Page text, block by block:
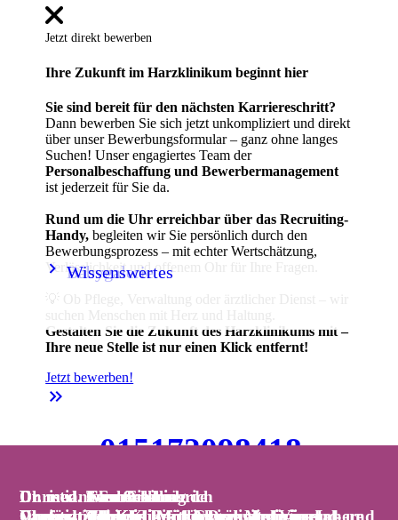
Dr. med. Thomas Bartkiewicz
Christiane Schreck
Chefärztin der Klinik für Dermatologie und
Dr. med. Tom Schilling
Chefarzt der Klinik für Interdisziplinäre Innere
Christian Hirsch
Vanessa Zahn
Dr. med. Clemens Liebrich
Chefarzt der Klinik für Gynäkologie und
Dr. med. Tobias J. Müller
Dr. med. Sven Fischer
Chefarzt der Klinik für Innere Medizin,
Dr. med. Iven Orlamünde
Chefarzt der Klinik für Allgemein-, Viszeral- und
keyboard_arrow_right Babygalerie
keyboard_arrow_right Wissenswertes
Jetzt direkt bewerben
Ihre Zukunft im Harzklinikum beginnt hier
Sie sind bereit für den nächsten Karriereschritt?
Dann bewerben Sie sich jetzt unkompliziert und direkt
über unser Bewerbungsformular – ganz ohne langes
Suchen! Unser engagiertes Team der
Personalbeschaffung und Bewerbermanagement
ist jederzeit für Sie da.
Rund um die Uhr erreichbar über das Recruiting-
Handy, begleiten wir Sie persönlich durch den
Bewerbungsprozess – mit echter Wertschätzung,
Verlässlichkeit und offenem Ohr für Ihre Fragen.
Gestalten Sie die Zukunft des Harzklinikums mit –
Ihre neue Stelle ist nur einen Klick entfernt!
Jetzt bewerben!
keyboard_double_arrow_right
015172098418